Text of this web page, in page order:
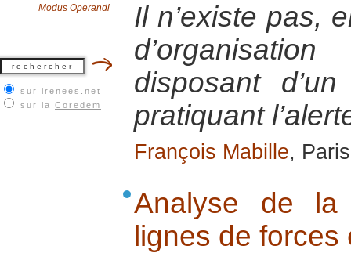
Modus Operandi
sur irenees.net
sur la Coredem
Il n’existe pas,
disposant
pratiquant
François Mabille,
Analyse de
lignes de